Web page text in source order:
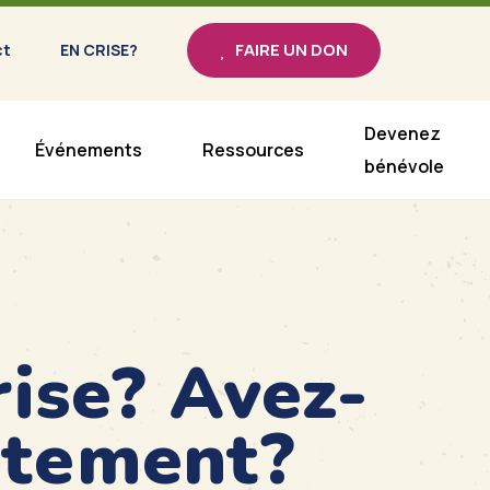
EN CRISE? FAIRE UN DON
Événements Ressources
Devenez
bénévole
Avez-